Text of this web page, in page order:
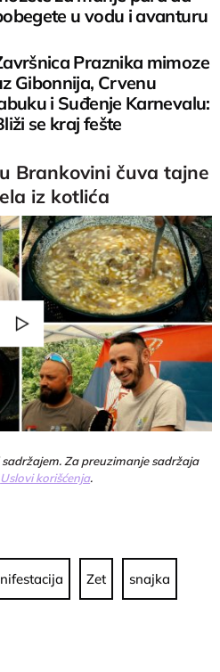
u vodu i avanturu
Praznika mimoze
Gibonnija, Crvenu
i Suđenje Karnevalu:
se kraj fešte
Brankovini čuva tajne
iz kotlića
Play
Video
Za preuzimanje sadržaja
Uslovi korišćenja.
Zet snajka